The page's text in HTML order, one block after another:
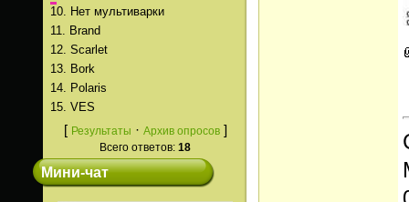
10.
Нет мультиварки
11.
Brand
12. Scarlet
13.
Bork
14.
Polaris
15. VES
[ Результаты · Архив опросов]
Всего ответов: 18
Мини-чат